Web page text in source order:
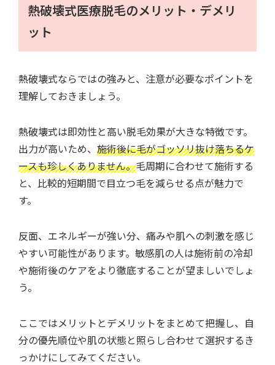
熱破壊式医療脱毛のメリット・デメリ
ット
熱破壊式ならではの強みと、注意が必要なポイントを
理解しておきましょう。
熱破壊式は即効性と高い脱毛効果が大きな特徴です。
出力が高いため、 施術後に毛がゴッソリ抜け落ちるケ
ースも珍しくありません。毛周期に合わせて施術する
と、比較的短期間で目立つ毛を減らせる点が魅力で
す。
反面、エネルギーが強い分、痛みや肌への刺激を感じ
やすい可能性があります。敏感肌の人は施術前の冷却
や施術後のケアをより徹底することが望ましいでしょ
う。
ここではメリットとデメリットをまとめて把握し、自
分の優先順位や肌の状態と照らし合わせて選択するき
っかけにしてみてください。